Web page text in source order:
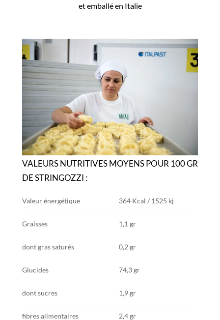
et emballé en Italie
VALEURS NUTRITIVES MOYENS POUR 100 GR
DE STRINGOZZI :
Valeur énergétique 364 Kcal / 1525 kj
Graisses 1,1 gr
dont gras saturés 0,2 gr
Glucides 74,3 gr
dont sucres 1,9 gr
fibres alimentaires 2,4 gr